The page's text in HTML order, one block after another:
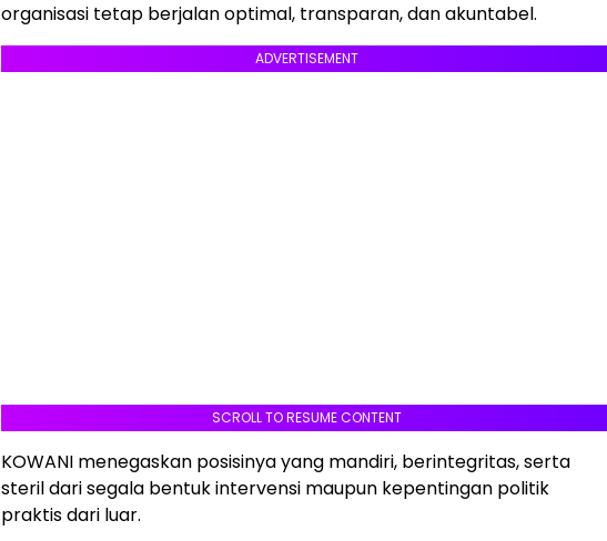
organisasi tetap berjalan optimal, transparan, dan akuntabel.
ADVERTISEMENT
SCROLL TO RESUME CONTENT
KOWANI menegaskan posisinya yang mandiri, berintegritas, serta
steril dari segala bentuk intervensi maupun kepentingan politik
praktis dari luar.